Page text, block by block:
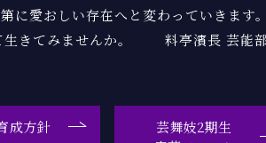
に愛おしい存在へと変わっていきま
生きてみませんか。 料亭濱長 芸能
成方針
芸舞妓2期生